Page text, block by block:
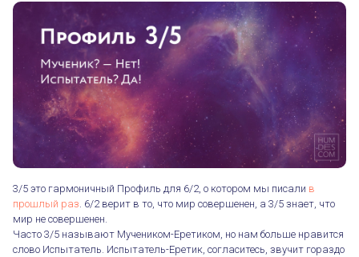
3/5 это гармоничный Профиль для 6/2, о котором мы писали в
прошлый раз. 6/2 верит в то, что мир совершенен, а 3/5 знает, что
мир не совершенен.
Часто 3/5 называют Мучеником-Еретиком, но нам больше нравится
слово Испытатель. Испытатель-Еретик, согласитесь, звучит гораздо